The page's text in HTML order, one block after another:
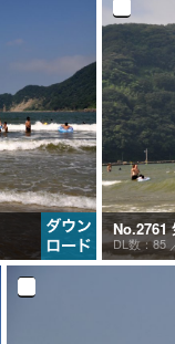
No.2761
DL数：85